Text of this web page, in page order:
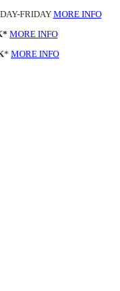
FRIDAY MORE INFO
MORE INFO
* MORE INFO